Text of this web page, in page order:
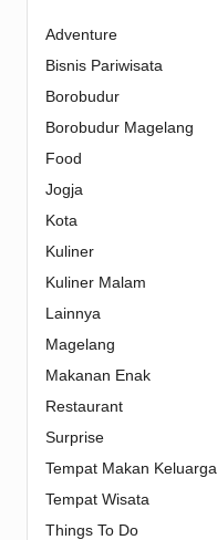
Adventure
Bisnis Pariwisata
Borobudur
Borobudur Magelang
Food
Jogja
Kota
Kuliner
Kuliner Malam
Lainnya
Magelang
Makanan Enak
Restaurant
Surprise
Tempat Makan Keluarga
Tempat Wisata
Things To Do